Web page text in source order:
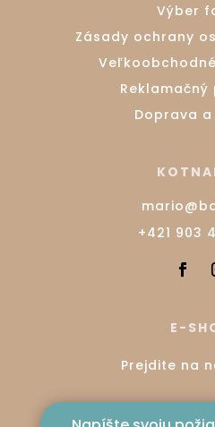
Výber
Zásady ochrany
Doprava
+421 903
E-
Prejdite na